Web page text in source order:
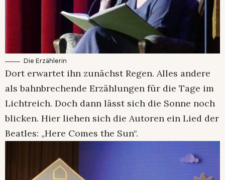
Die Erzählerin
Dort erwartet ihn zunächst Regen. Alles andere
als bahnbrechende Erzählungen für die Tage im
Lichtreich. Doch dann lässt sich die Sonne noch
blicken. Hier liehen sich die Autoren ein Lied der
Beatles: „Here Comes the Sun“.